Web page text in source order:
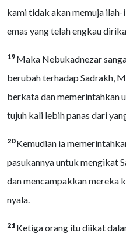
kami tidak akan memuja
emas yang telah engkau
19 Maka Nebukadnezar
berubah terhadap Sadrakh,
berkata dan memerintahkan
tujuh kali lebih panas dari
20Kemudian ia
pasukannya untuk mengikat
dan mencampakkan mereka
nyala.
21 Ketiga orang itu diikat